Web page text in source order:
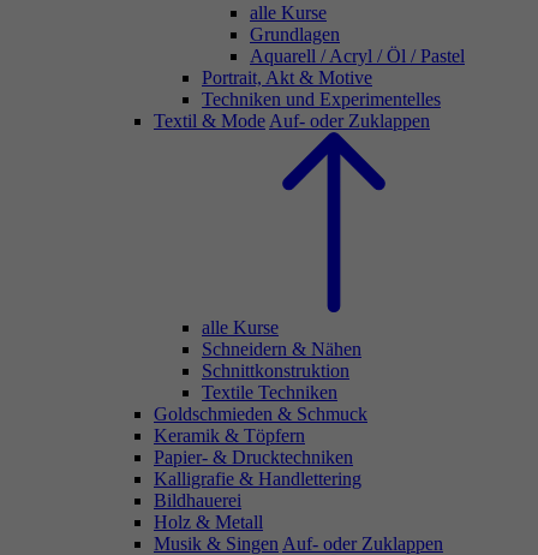
alle Kurse
Grundlagen
Aquarell / Acryl / Öl / Pastel
Portrait, Akt & Motive
Techniken und Experimentelles
Textil & Mode Auf- oder Zuklappen
alle Kurse
Schneidern & Nähen
Schnittkonstruktion
Textile Techniken
Goldschmieden & Schmuck
Keramik & Töpfern
Papier- & Drucktechniken
Kalligrafie & Handlettering
Bildhauerei
Holz & Metall
Musik & Singen Auf- oder Zuklappen